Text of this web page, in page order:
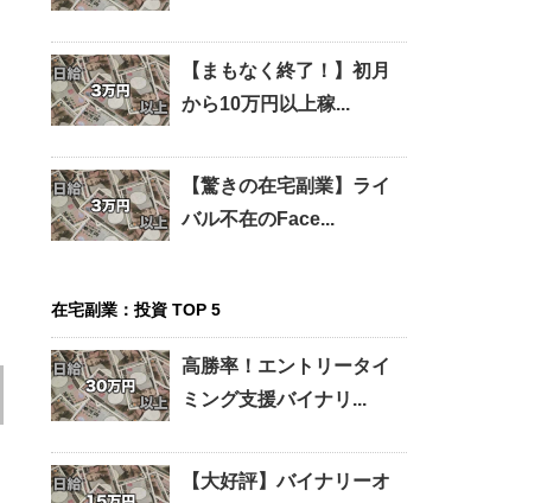
【まもなく終了！】初月
から10万円以上稼...
【驚きの在宅副業】ライ
バル不在のFace...
在宅副業：投資 TOP 5
高勝率！エントリータイ
ミング支援バイナリ...
【大好評】バイナリーオ